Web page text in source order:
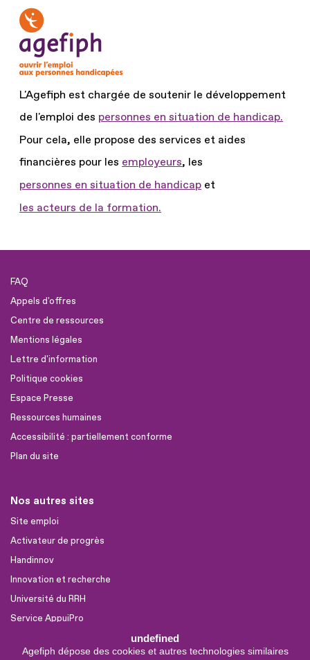
undefined
Agefiph dépose des cookies et autres technologies similaires
L'Agefiph est chargée de soutenir le développement
de l'emploi des personnes en situation de handicap.
Pour cela, elle propose des services et aides
financières pour les employeurs, les
personnes en situation de handicap et
les acteurs de la formation.
FAQ
Appels d'offres
Centre de ressources
Mentions légales
Lettre d'information
Politique cookies
Espace Presse
Ressources humaines
Accessibilité : partiellement conforme
Plan du site
Nos autres sites
Site emploi
Activateur de progrès
Handinnov
Innovation et recherche
Université du RRH
Service AppuiPro
Nous suivre